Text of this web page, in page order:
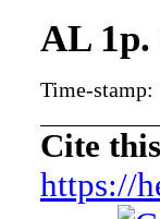
AL 1p.
Time-stamp:
Cite
https://